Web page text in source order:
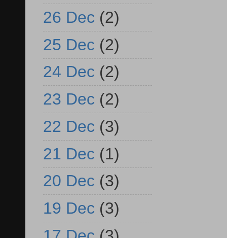
26 Dec (2)
25 Dec (2)
24 Dec (2)
23 Dec (2)
22 Dec (3)
21 Dec (1)
20 Dec (3)
19 Dec (3)